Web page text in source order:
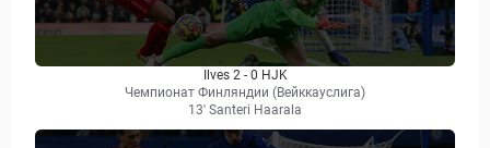
Ilves 2 - 0 HJK
Чемпионат Финляндии (Вейккауслига)
13' Santeri Haarala